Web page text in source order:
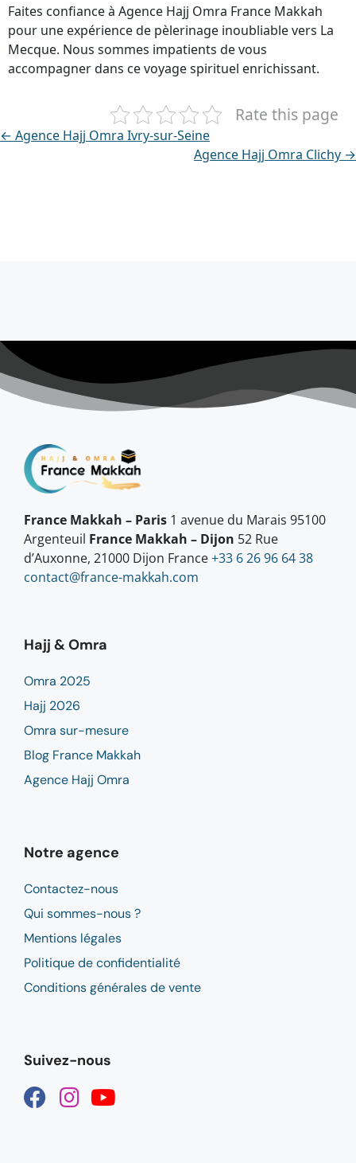
Faites confiance à Agence Hajj Omra France Makkah
pour une expérience de pèlerinage inoubliable vers La
Mecque. Nous sommes impatients de vous
accompagner dans ce voyage spirituel enrichissant.
Rate this page
← Agence Hajj Omra Ivry-sur-Seine
Agence Hajj Omra Clichy →
France Makkah – Paris 1 avenue du Marais 95100
Argenteuil France Makkah – Dijon 52 Rue
d’Auxonne, 21000 Dijon France+33 6 26 96 64 38
contact@france-makkah.com
Hajj & Omra
Omra 2025
Hajj 2026
Omra sur-mesure
Blog France Makkah
Agence Hajj Omra
Notre agence
Contactez-nous
Qui sommes-nous ?
Mentions légales
Politique de confidentialité
Conditions générales de vente
Suivez-nous